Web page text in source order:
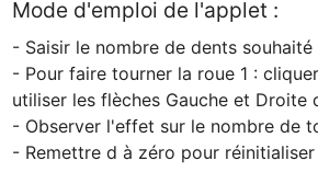
Mode d'emploi de l'applet :
- Saisir le nombre de dents souhaité
- Pour faire tourner la roue 1 :
utiliser les flèches Gauche et Droite
- Observer l'effet sur le nombre de
- Remettre d à zéro pour